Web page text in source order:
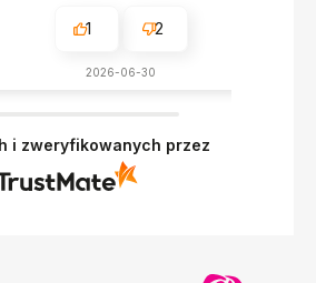
1 2
2026-06-30
i zweryfikowanych przez